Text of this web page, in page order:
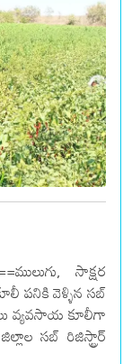
సాక్షర
పనికి వెళ్ళిన సబ్
వ్యవసాయ కూలీగా
సబ్ రిజిస్ట్రార్